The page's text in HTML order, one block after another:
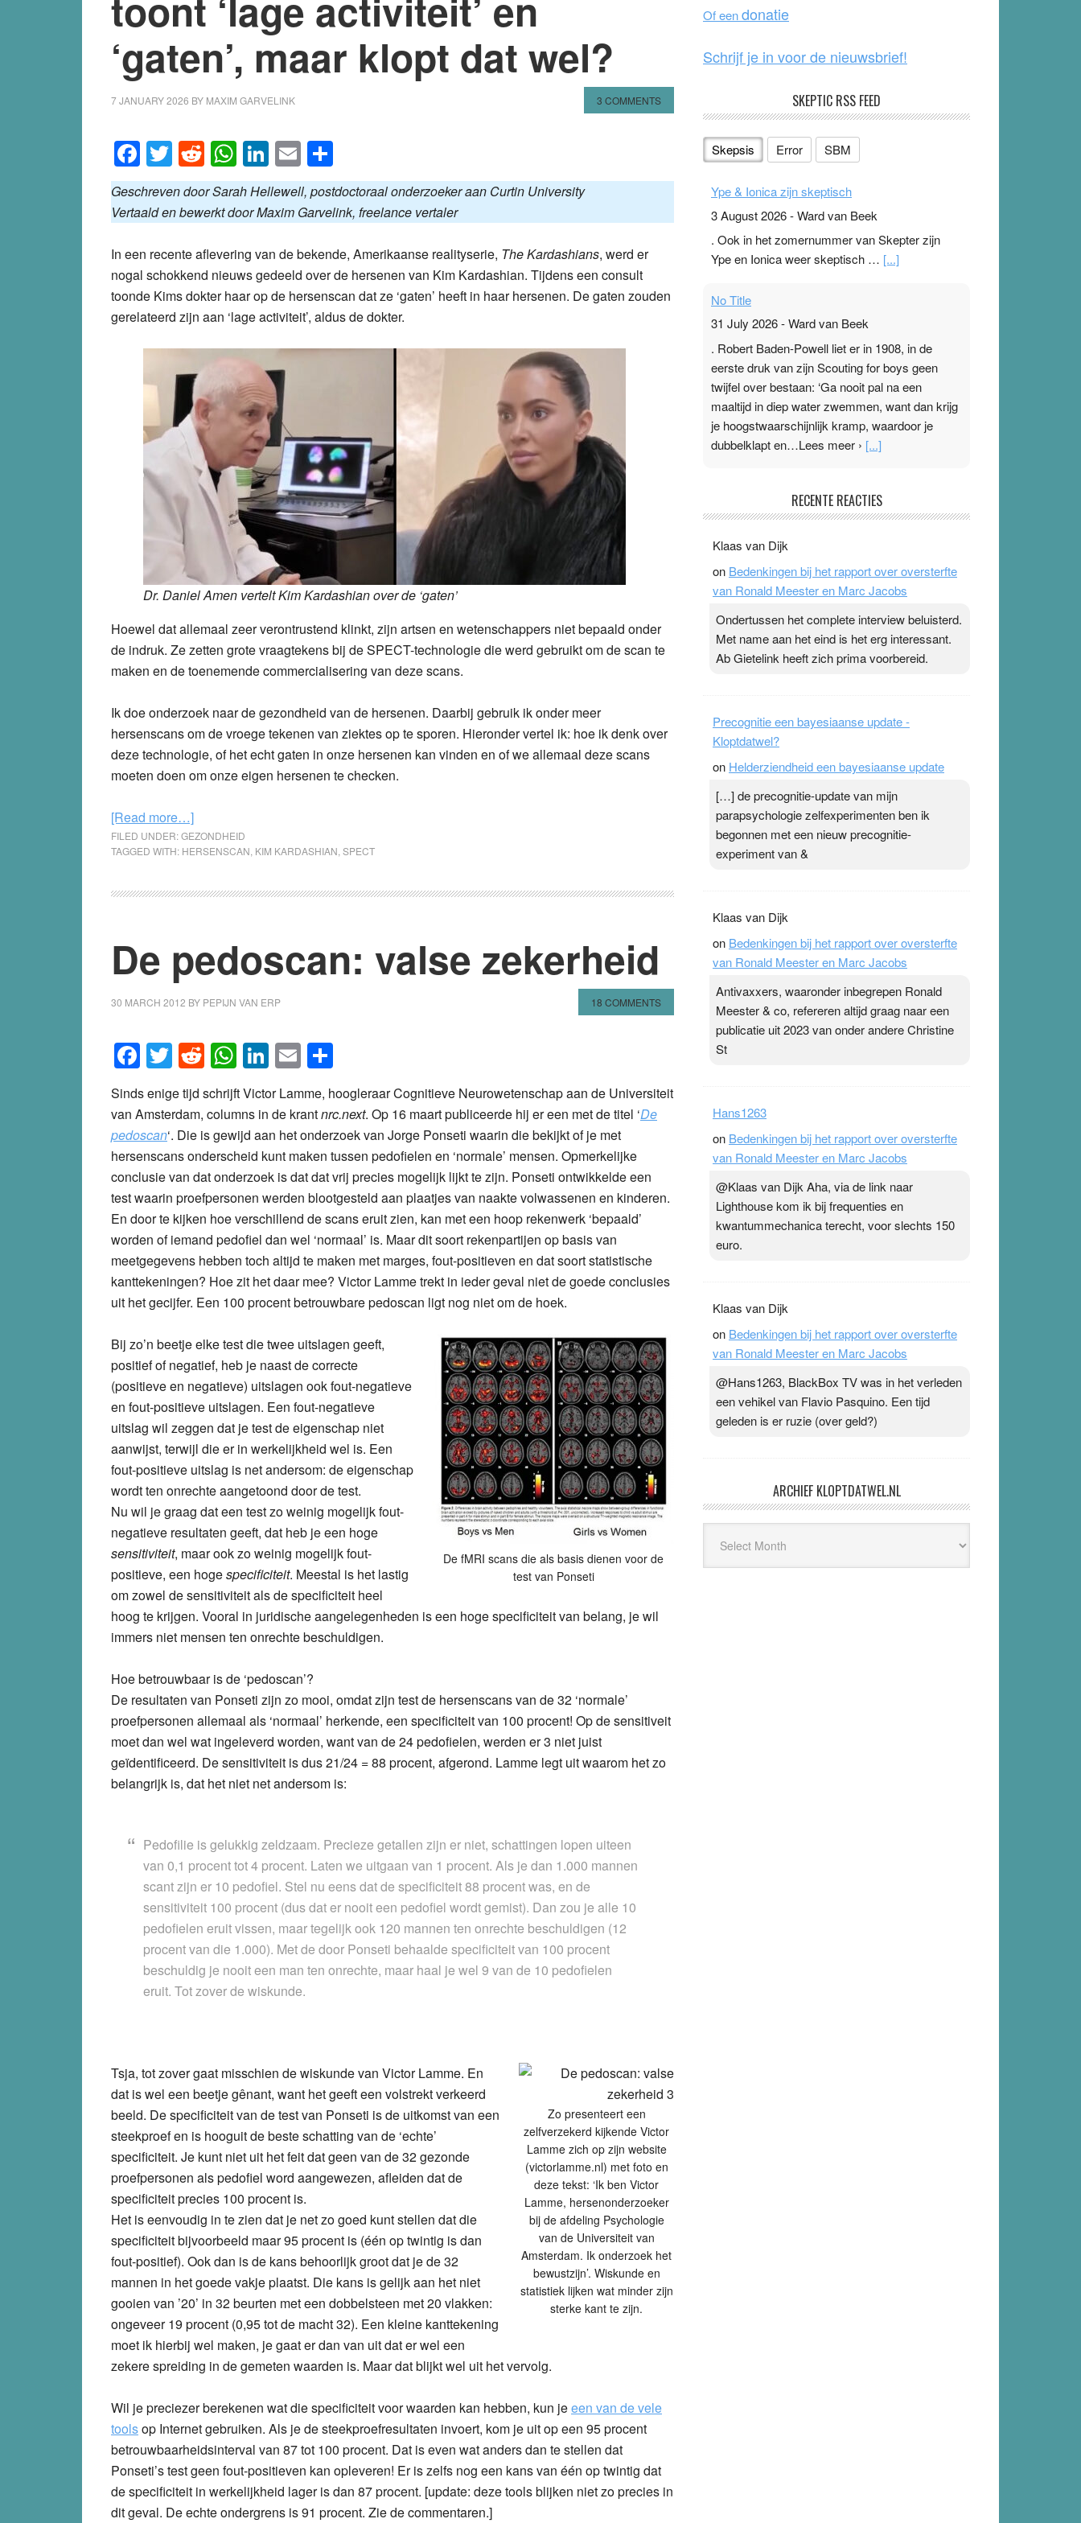
‘gaten’, maar klopt dat wel?
7 JANUARY 2026 BY MAXIM GARVELINK 3 COMMENTS
Facebook
Twitter
Reddit
WhatsApp
LinkedIn
Email
Geschreven door Sarah Hellewell, postdoctoraal onderzoeker aan Curtin University
Vertaald en bewerkt door Maxim Garvelink, freelance vertaler
In een recente aflevering van de bekende, Amerikaanse realityserie, The Kardashians, werd er
nogal schokkend nieuws gedeeld over de hersenen van Kim Kardashian. Tijdens een consult
toonde Kims dokter haar op de hersenscan dat ze ‘gaten’ heeft in haar hersenen. De gaten zouden
gerelateerd zijn aan ‘lage activiteit’, aldus de dokter.
Dr. Daniel Amen vertelt Kim Kardashian over de ‘gaten’
Hoewel dat allemaal zeer verontrustend klinkt, zijn artsen en wetenschappers niet bepaald onder
de indruk. Ze zetten grote vraagtekens bij de SPECT-technologie die werd gebruikt om de scan te
maken en de toenemende commercialisering van deze scans.
Ik doe onderzoek naar de gezondheid van de hersenen. Daarbij gebruik ik onder meer
hersenscans om de vroege tekenen van ziektes op te sporen. Hieronder vertel ik: hoe ik denk over
deze technologie, of het echt gaten in onze hersenen kan vinden en of we allemaal deze scans
moeten doen om onze eigen hersenen te checken.
[Read more…]about
Hersenscan
Kim
toont
activiteit’
en
maar
dat
wel?
FILED UNDER:GEZONDHEID
TAGGED WITH: HERSENSCAN KIM KARDASHIAN SPECT
De pedoscan: valse zekerheid
30 MARCH 2012 BY PEPIJN VAN ERP 18 COMMENTS
Facebook
Twitter
Reddit
WhatsApp
LinkedIn
Email
Sinds enige tijd schrijft Victor Lamme, hoogleraar Cognitieve Neurowetenschap aan de Universiteit
van Amsterdam, columns in de krantnrc.next. Op 16 maart publiceerde hij er een met de titel ‘De
pedoscan‘. Die is gewijd aan het onderzoek van Jorge Ponseti waarin die bekijkt of je met
hersenscans onderscheid kunt maken tussen pedofielen en ‘normale’ mensen. Opmerkelijke
conclusie van dat onderzoek is dat dat vrij precies mogelijk lijkt te zijn. Ponseti ontwikkelde een
test waarin proefpersonen werden blootgesteld aan plaatjes van naakte volwassenen en kinderen.
En door te kijken hoe verschillend de scans eruit zien, kan met een hoop rekenwerk ‘bepaald’
worden of iemand pedofiel dan wel ‘normaal’ is. Maar dit soort rekenpartijen op basis van
meetgegevens hebben toch altijd te maken met marges, fout-positieven en dat soort statistische
kanttekeningen? Hoe zit het daar mee? Victor Lamme trekt in ieder geval niet de goede conclusies
uit het gecijfer. Een 100 procent betrouwbare pedoscan ligt nog niet om de hoek.
De fMRI scans die als basis dienen voor de
test van Ponseti
Bij zo’n beetje elke test die twee uitslagen geeft,
positief of negatief, heb je naast de correcte
(positieve en negatieve) uitslagen ook fout-negatieve
en fout-positieve uitslagen. Een fout-negatieve
uitslag wil zeggen dat je test de eigenschap niet
aanwijst, terwijl die er in werkelijkheid wel is. Een
fout-positieve uitslag is net andersom: de eigenschap
wordt ten onrechte aangetoond door de test.
Nu wil je graag dat een test zo weinig mogelijk fout-
negatieve resultaten geeft, dat heb je een hoge
sensitiviteit, maar ook zo weinig mogelijk fout-
positieve, een hogespecificiteit. Meestal is het lastig
om zowel de sensitiviteit als de specificiteit heel
hoog te krijgen. Vooral in juridische aangelegenheden is een hoge specificiteit van belang, je wil
immers niet mensen ten onrechte beschuldigen.
Hoe betrouwbaar is de ‘pedoscan’?
De resultaten van Ponseti zijn zo mooi, omdat zijn test de hersenscans van de 32 ‘normale’
proefpersonen allemaal als ‘normaal’ herkende, een specificiteit van 100 procent! Op de sensitiveit
moet dan wel wat ingeleverd worden, want van de 24 pedofielen, werden er 3 niet juist
geïdentificeerd. De sensitiviteit is dus 21/24 = 88 procent, afgerond. Lamme legt uit waarom het zo
belangrijk is, dat het niet net andersom is:
Pedofilie is gelukkig zeldzaam. Precieze getallen zijn er niet, schattingen lopen uiteen
van 0,1 procent tot 4 procent. Laten we uitgaan van 1 procent. Als je dan 1.000 mannen
scant zijn er 10 pedofiel. Stel nu eens dat de specificiteit 88 procent was, en de
sensitiviteit 100 procent (dus dat er nooit een pedofiel wordt gemist). Dan zou je alle 10
pedofielen eruit vissen, maar tegelijk ook 120 mannen ten onrechte beschuldigen (12
procent van die 1.000). Met de door Ponseti behaalde specificiteit van 100 procent
beschuldig je nooit een man ten onrechte, maar haal je wel 9 van de 10 pedofielen
eruit. Tot zover de wiskunde.
Zo presenteert een
zelfverzekerd kijkende Victor
Lamme zich op zijn website
(victorlamme.nl) met foto en
deze tekst: ‘Ik ben Victor
Lamme, hersenonderzoeker
bij de afdeling Psychologie
van de Universiteit van
Amsterdam. Ik onderzoek het
bewustzijn’. Wiskunde en
statistiek lijken wat minder zijn
sterke kant te zijn.
Tsja, tot zover gaat misschien de wiskunde van Victor Lamme. En
dat is wel een beetje gênant, want het geeft een volstrekt verkeerd
beeld. De specificiteit van de test van Ponseti is de uitkomst van een
steekproef en is hooguit de beste schatting van de ‘echte’
specificiteit. Je kunt niet uit het feit dat geen van de 32 gezonde
proefpersonen als pedofiel word aangewezen, afleiden dat de
specificiteit precies 100 procent is.
Het is eenvoudig in te zien dat je net zo goed kunt stellen dat die
specificiteit bijvoorbeeld maar 95 procent is (één op twintig is dan
fout-positief). Ook dan is de kans behoorlijk groot dat je de 32
mannen in het goede vakje plaatst. Die kans is gelijk aan het niet
gooien van ’20’ in 32 beurten met een dobbelsteen met 20 vlakken:
ongeveer 19 procent (0,95 tot de macht 32). Een kleine kanttekening
moet ik hierbij wel maken, je gaat er dan van uit dat er wel een
zekere spreiding in de gemeten waarden is. Maar dat blijkt wel uit het vervolg.
Wil je preciezer berekenen wat die specificiteit voor waarden kan hebben, kun jeeen van de vele
toolsop Internet gebruiken. Als je de steekproefresultaten invoert, kom je uit op een 95 procent
betrouwbaarheidsinterval van 87 tot 100 procent. Dat is even wat anders dan te stellen dat
Ponseti’s test geen fout-positieven kan opleveren! Er is zelfs nog een kans van één op twintig dat
de specificiteit in werkelijkheid lager is dan 87 procent. [update: deze tools blijken niet zo precies in
dit geval. De echte ondergrens is 91 procent. Zie de commentaren.]
k
Of eendonatie
Schrijf je in voor de nieuwsbrief!
SKEPTIC RSS FEED
Skepsis Error SBM
Ype & Ionica zijn skeptisch
3 August 2026-Ward van Beek
. Ook in het zomernummer van Skepter zijn
Ype en Ionica weer skeptisch … [...]
No Title
31 July 2026-Ward van Beek
. Robert Baden-Powell liet er in 1908, in de
eerste druk van zijn Scouting for boys geen
twijfel over bestaan: ‘Ga nooit pal na een
maaltijd in diep water zwemmen, want dan krijg
je hoogstwaarschijnlijk kramp, waardoor je
dubbelklapt en…Lees meer › [...]
Ward van Beek
topsporters. Ze hopen ermee hun hartslag te
verlagen terwijl ze meer zuurstof opnemen.
Daarop heeft zo’n pleister geen effect. Maar het
zijn. Door…Lees meer Pleisterplakkers in de
topspsort › [...]
RECENTE REACTIES
Klaas van Dijk
on Bedenkingen bij het rapport over oversterfte
van Ronald Meester en Marc Jacobs
Ondertussen het complete interview beluisterd.
Met name aan het eind is het erg interessant.
Ab Gietelink heeft zich prima voorbereid.
Precognitie een bayesiaanse update -
Kloptdatwel?
on Helderziendheid een bayesiaanse update
[…] de precognitie-update van mijn
parapsychologie zelfexperimenten ben ik
begonnen met een nieuw precognitie-
experiment van &
Klaas van Dijk
on Bedenkingen bij het rapport over oversterfte
van Ronald Meester en Marc Jacobs
Antivaxxers, waaronder inbegrepen Ronald
Meester & co, refereren altijd graag naar een
publicatie uit 2023 van onder andere Christine
St
Hans1263
on Bedenkingen bij het rapport over oversterfte
van Ronald Meester en Marc Jacobs
@Klaas van Dijk Aha, via de link naar
Lighthouse kom ik bij frequenties en
kwantummechanica terecht, voor slechts 150
euro.
Klaas van Dijk
on Bedenkingen bij het rapport over oversterfte
van Ronald Meester en Marc Jacobs
@Hans1263, BlackBox TV was in het verleden
een vehikel van Flavio Pasquino. Een tijd
geleden is er ruzie (over geld?)
ARCHIEF KLOPTDATWEL.NL
Kloptdatwel.nl